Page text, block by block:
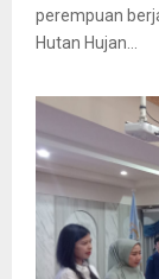
perempuan
Hutan Hujan...